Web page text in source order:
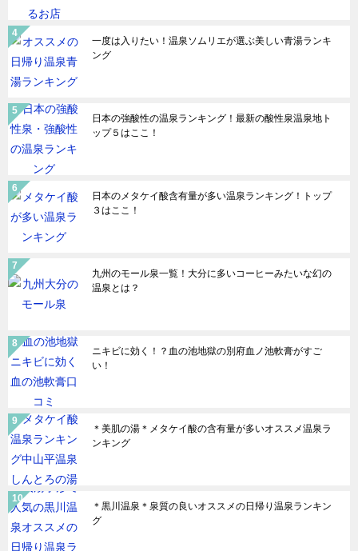
一度は入りたい！温泉ソムリエが選ぶ美しい青湯ランキ
ング
日本の強酸性の温泉ランキング！最新の酸性泉温泉地ト
ップ５はここ！
日本のメタケイ酸含有量が多い温泉ランキング！トップ
３はここ！
九州のモール泉一覧！大分に多いコーヒーみたいな幻の
温泉とは？
ニキビに効く！？血の池地獄の別府血ノ池軟膏がすご
い！
＊美肌の湯＊メタケイ酸の含有量が多いオススメ温泉ラ
ンキング
＊黒川温泉＊泉質の良いオススメの日帰り温泉ランキン
グ